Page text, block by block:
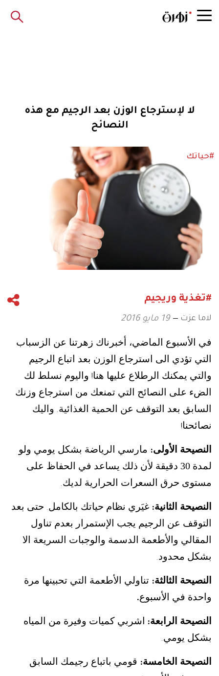
لا لإسترجاع الوزن بعد الرجيم مع هذه
النصائح
#حياتك
#تغذية وريجيم
لاما عزت 19 مايو 2016
في الأسبوع الماضي، أخبرناك زهرتنا عن الزسباب
التي تؤدي الى استرجاع الوزن بعد اتباع الرجيم
والتي يمكنك الرطلاع عليها هنا! واليوم نسلط لك
الضء على النصائح التي تمنعك من استرجاع وزنك
السابق بعد التوقف عن الحمية الغذائية. واليك
نصائحنا!
النصيحة الأولى: مارسي الرياضة بشكل يومي ولو
لمدة 30 دقيقة لأن ذلك يساعد في الحفاظ على
مستوى حرق السعرات الحرارية لديك.
النصيحة الثانية: غيَري نظام حياتك بالكامل. حتى بعد
التوقف عن الرجيم يجب الإستمرار بعدم تناول
المقالي والأطعمة الدسمة والوجبات السريعة الا
بشكل محدود.
النصيحة الثالثة: تناولي الأطعمة التي تحبينها مرة
واحدة في الأسبوع.
النصيحة الرابعة:
اشربي كميات وفيرة من المياه
بشكل يومي.
النصيحة الخامسة: قومي باتباع رجيمك السابق